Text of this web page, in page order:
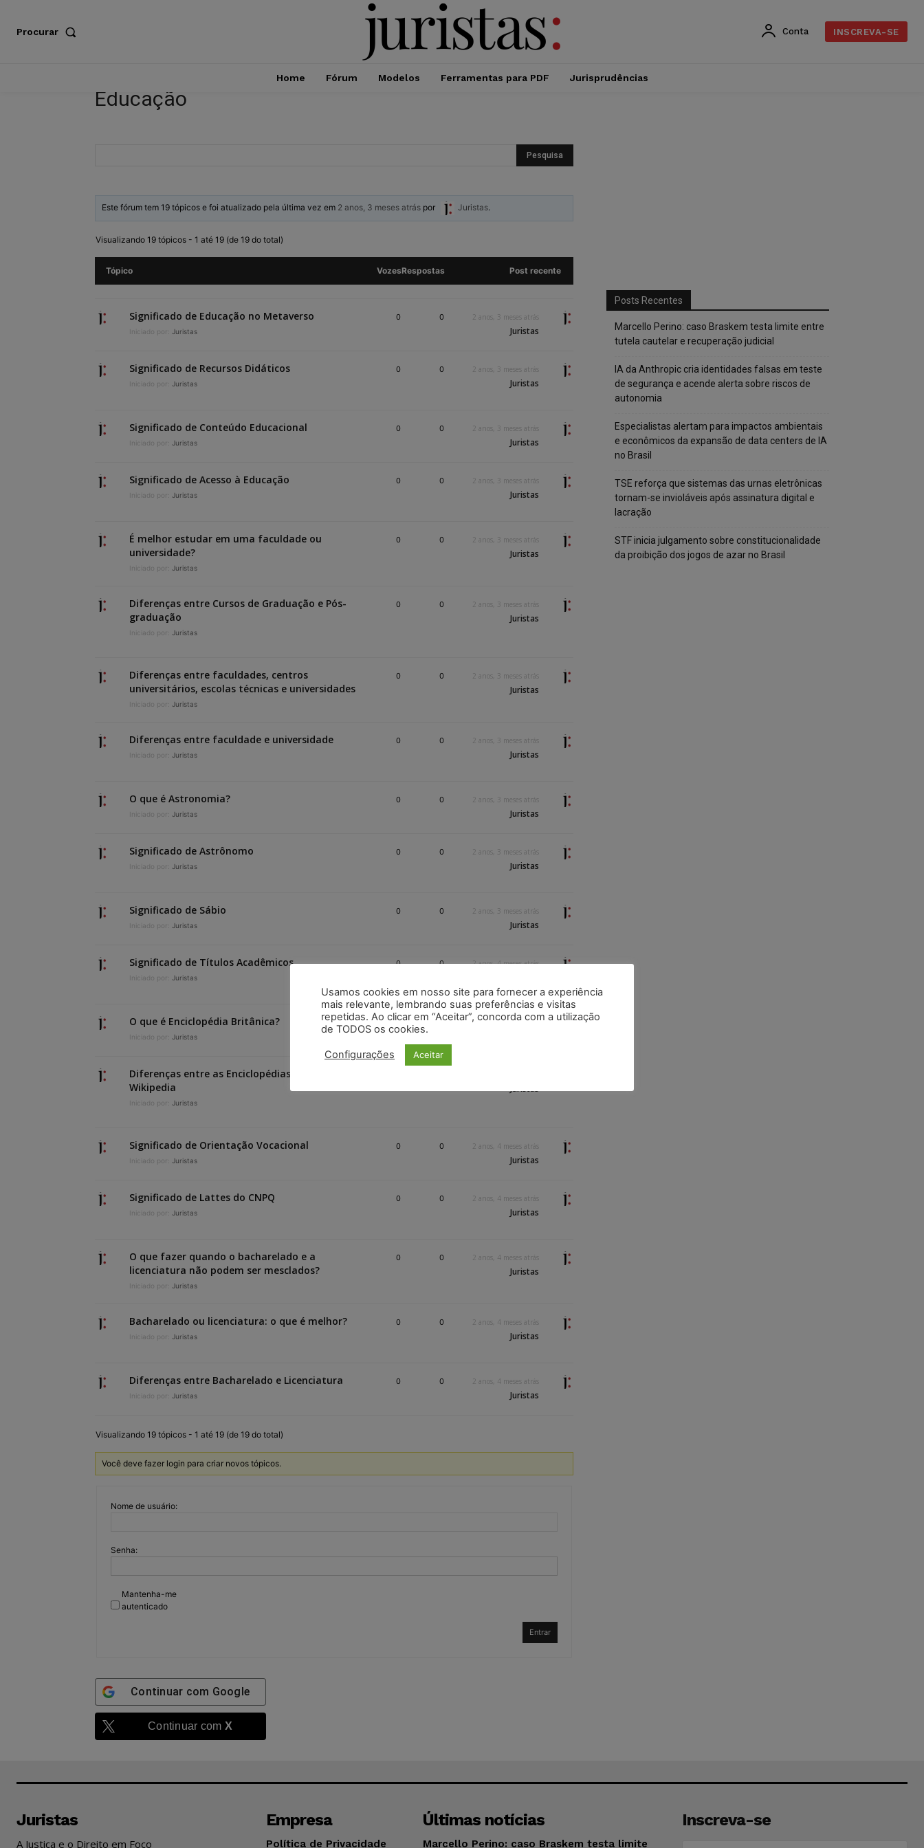
Procurar Conta INSCREVA-SE
Home Fórum Modelos Ferramentas para PDF Jurisprudências
Educação
Este fórum tem 19 tópicos e foi atualizado pela última vez em 2 anos, 3 meses atrás por Juristas.
Visualizando 19 tópicos - 1 até 19 (de 19 do total)
Tópico VozesRespostas Post recente
Significado de Educação no Metaverso
Iniciado por: Juristas
0 0 2 anos, 3 meses atrás
Juristas
Significado de Recursos Didáticos
Iniciado por: Juristas
0 0 2 anos, 3 meses atrás
Juristas
Significado de Conteúdo Educacional
Iniciado por: Juristas
0 0 2 anos, 3 meses atrás
Juristas
Significado de Acesso à Educação
Iniciado por: Juristas
0 0 2 anos, 3 meses atrás
Juristas
É melhor estudar em uma faculdade ou
universidade?
Iniciado por: Juristas
0 0 2 anos, 3 meses atrás
Juristas
Diferenças entre Cursos de Graduação e Pós-
graduação
Iniciado por: Juristas
0 0 2 anos, 3 meses atrás
Juristas
Diferenças entre faculdades, centros
universitários, escolas técnicas e universidades
Iniciado por: Juristas
0 0 2 anos, 3 meses atrás
Juristas
Diferenças entre faculdade e universidade
Iniciado por: Juristas
0 0 2 anos, 3 meses atrás
Juristas
O que é Astronomia?
Iniciado por: Juristas
0 0 2 anos, 3 meses atrás
Juristas
Significado de Astrônomo
Iniciado por: Juristas
0 0 2 anos, 3 meses atrás
Juristas
Significado de Sábio
Iniciado por: Juristas
0 0 2 anos, 3 meses atrás
Juristas
Significado de Títulos Acadêmicos
Iniciado por: Juristas
0 0 2 anos, 4 meses atrás
O que é Enciclopédia Britânica?
Iniciado por: Juristas
0 0 2 anos, 4 meses atrás
Diferenças entre as Enciclopédias Barsa e
Wikipedia
Iniciado por: Juristas
Juristas
Significado de Orientação Vocacional
Iniciado por: Juristas
0 0 2 anos, 4 meses atrás
Juristas
Significado de Lattes do CNPQ
Iniciado por: Juristas
0 0 2 anos, 4 meses atrás
Juristas
O que fazer quando o bacharelado e a
licenciatura não podem ser mesclados?
Iniciado por: Juristas
0 0 2 anos, 4 meses atrás
Juristas
Bacharelado ou licenciatura: o que é melhor?
Iniciado por: Juristas
0 0 2 anos, 4 meses atrás
Juristas
Diferenças entre Bacharelado e Licenciatura
Iniciado por: Juristas
0 0 2 anos, 4 meses atrás
Juristas
Visualizando 19 tópicos - 1 até 19 (de 19 do total)
Você deve fazer login para criar novos tópicos.
Nome de usuário:
Senha:
Mantenha-me
autenticado
Entrar
Continuar com Google
Continuar com X
Posts Recentes
Marcello Perino: caso Braskem testa limite entre
tutela cautelar e recuperação judicial
IA da Anthropic cria identidades falsas em teste
de segurança e acende alerta sobre riscos de
autonomia
Especialistas alertam para impactos ambientais
e econômicos da expansão de data centers de IA
no Brasil
TSE reforça que sistemas das urnas eletrônicas
tornam-se invioláveis após assinatura digital e
lacração
STF inicia julgamento sobre constitucionalidade
da proibição dos jogos de azar no Brasil
Juristas
A Justiça e o Direito em Foco
Empresa
Política de Privacidade
Últimas notícias
Marcello Perino: caso Braskem testa limite
Inscreva-se
Usamos cookies em nosso site para fornecer a experiência
mais relevante, lembrando suas preferências e visitas
repetidas. Ao clicar em “Aceitar”, concorda com a utilização
de TODOS os cookies.
Configurações Aceitar